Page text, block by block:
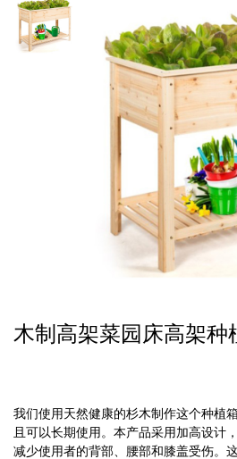
木制高架菜园床高架
我们使用天然健康的杉木制作这个种植
且可以长期使用。本产品采用加高设计
减少使用者的背部、腰部和膝盖受伤。